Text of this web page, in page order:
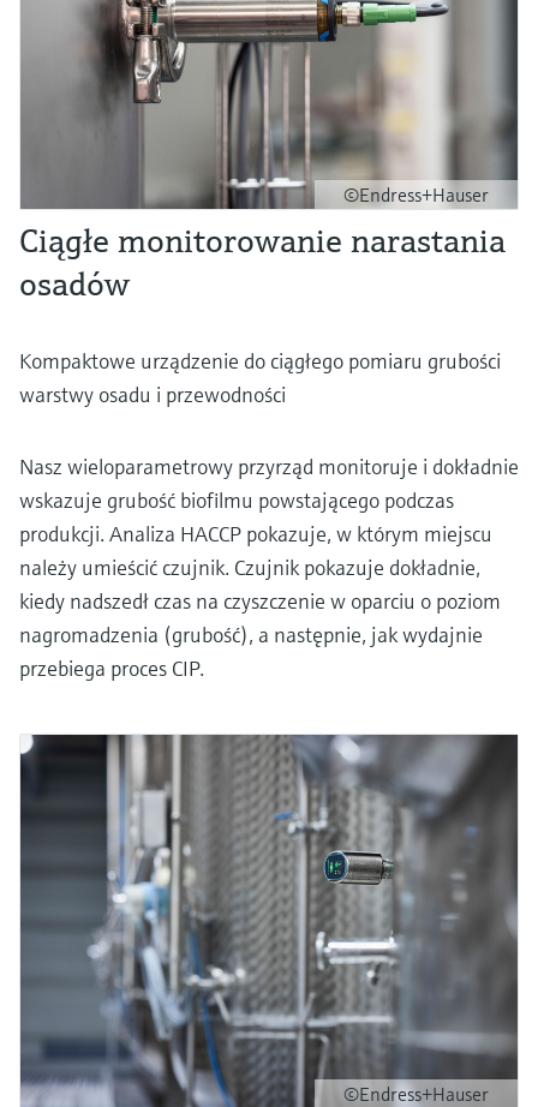
©Endress+Hauser
Ciągłe monitorowanie narastania
osadów
Kompaktowe urządzenie do ciągłego pomiaru grubości
warstwy osadu i przewodności
Nasz wieloparametrowy przyrząd monitoruje i dokładnie
wskazuje grubość biofilmu powstającego podczas
produkcji. Analiza HACCP pokazuje, w którym miejscu
należy umieścić czujnik. Czujnik pokazuje dokładnie,
kiedy nadszedł czas na czyszczenie w oparciu o poziom
nagromadzenia (grubość), a następnie, jak wydajnie
przebiega proces CIP.
©Endress+Hauser